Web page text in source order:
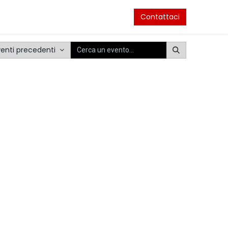
Contattaci
precedenti